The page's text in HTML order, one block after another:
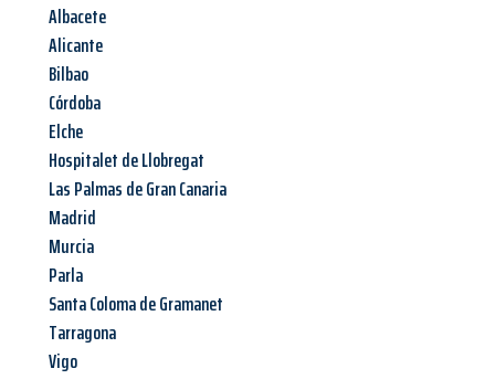
Albacete
Alicante
Bilbao
Córdoba
Elche
Hospitalet de Llobregat
Las Palmas de Gran Canaria
Madrid
Murcia
Parla
Santa Coloma de Gramanet
Tarragona
Vigo